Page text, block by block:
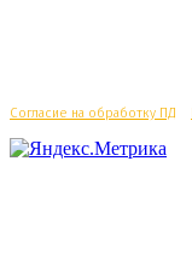
Согласие на обработку ПД